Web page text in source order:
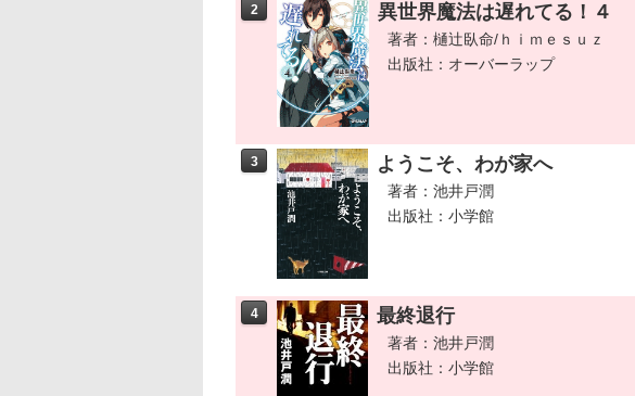
2 異世界魔法は遅れてる！４
著者：樋辻臥命/ｈｉｍｅｓｕｚ
出版社：オーバーラップ
3 ようこそ、わが家へ
著者：池井戸潤
出版社：小学館
4 最終退行
著者：池井戸潤
出版社：小学館